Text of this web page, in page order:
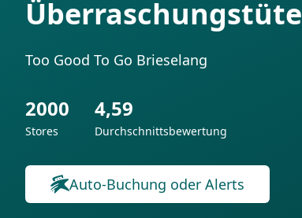
Too Good To Go Brieselang
2000
Stores
4,59
Durchschnittsbewertung
Auto-Buchung oder Alerts